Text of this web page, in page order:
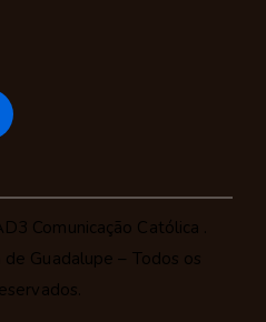
Comunicação Católica .
Guadalupe – Todos os